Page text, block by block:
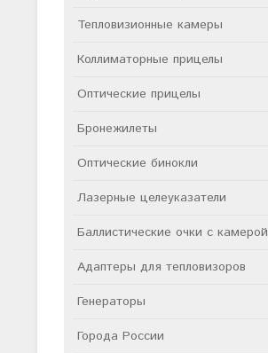
Тепловизионные камеры
Коллиматорные прицелы
Оптические прицелы
Бронежилеты
Оптические бинокли
Лазерные целеуказатели
Баллистические очки с камерой
Адаптеры для тепловизоров
Генераторы
Города России